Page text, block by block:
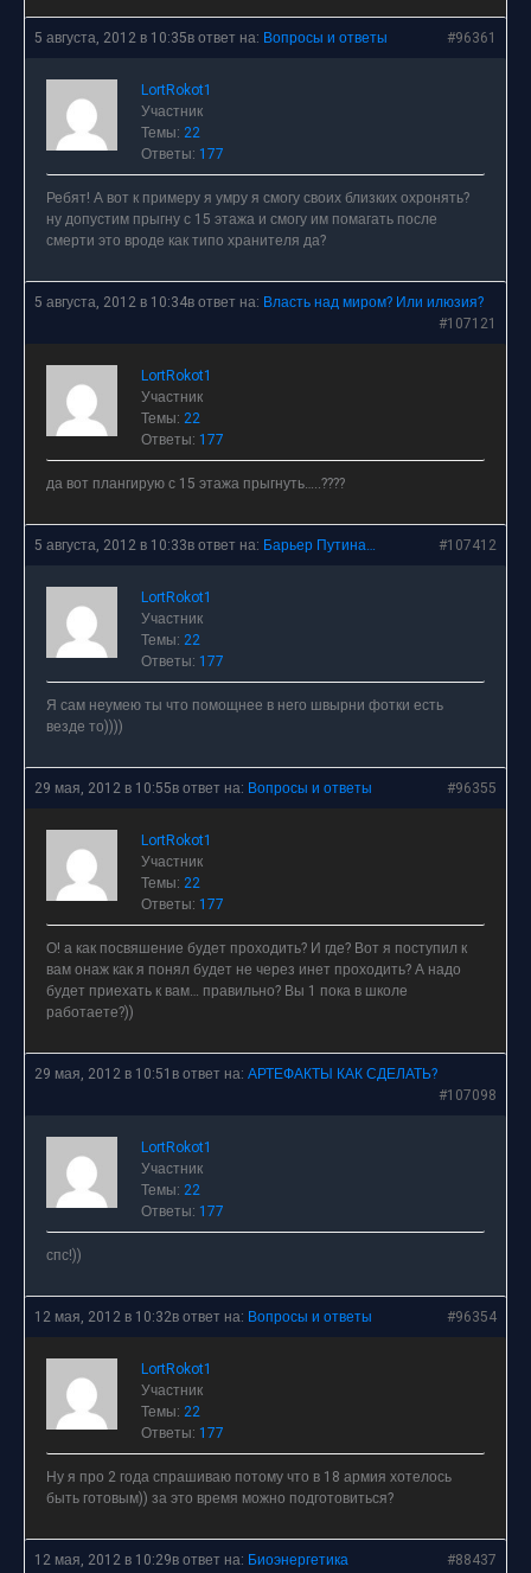
5 августа, 2012 в 10:35в ответ на: Вопросы и ответы #96361
LortRokot1
Участник
Темы: 22
Ответы: 177
Ребят! А вот к примеру я умру я смогу своих близких охронять?
ну допустим прыгну с 15 этажа и смогу им помагать после
смерти это вроде как типо хранителя да?
5 августа, 2012 в 10:34в ответ на: Власть над миром? Или илюзия?
#107121
LortRokot1
Участник
Темы: 22
Ответы: 177
да вот плангирую с 15 этажа прыгнуть…..????
5 августа, 2012 в 10:33в ответ на: Барьер Путина… #107412
LortRokot1
Участник
Темы: 22
Ответы: 177
Я сам неумею ты что помощнее в него швырни фотки есть
везде то))))
29 мая, 2012 в 10:55в ответ на: Вопросы и ответы #96355
LortRokot1
Участник
Темы: 22
Ответы: 177
О! а как посвяшение будет проходить? И где? Вот я поступил к
вам онаж как я понял будет не через инет проходить? А надо
будет приехать к вам… правильно? Вы 1 пока в школе
работаете?))
29 мая, 2012 в 10:51 в ответ на: АРТЕФАКТЫ КАК СДЕЛАТЬ?
#107098
LortRokot1
Участник
Темы: 22
Ответы: 177
спс!))
12 мая, 2012 в 10:32в ответ на: Вопросы и ответы #96354
LortRokot1
Участник
Темы: 22
Ответы: 177
Ну я про 2 года спрашиваю потому что в 18 армия хотелось
быть готовым)) за это время можно подготовиться?
12 мая, 2012 в 10:29в ответ на: Биоэнергетика #88437